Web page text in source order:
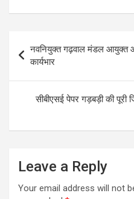
t
s
A
p
p
e
o
o
k
s
e
n
g
e
t
e
r
navigation
नवनियुक्त गढ़वाल मंडल आयुक्त
कार्यभार
सीबीएसई पेपर गड़बड़ी की पूरी
Leave a Reply
Your email address will not